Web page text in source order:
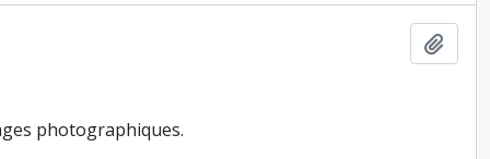
photographiques.